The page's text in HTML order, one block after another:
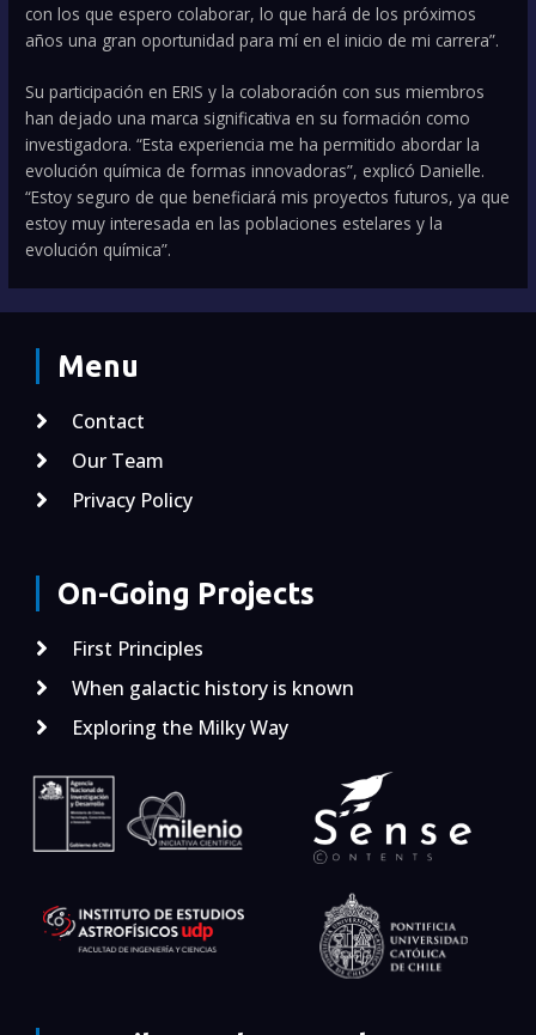
con los que espero colaborar, lo que hará de los próximos
años una gran oportunidad para mí en el inicio de mi carrera”.
Su participación en ERIS y la colaboración con sus miembros
han dejado una marca significativa en su formación como
investigadora. “Esta experiencia me ha permitido abordar la
evolución química de formas innovadoras”, explicó Danielle.
“Estoy seguro de que beneficiará mis proyectos futuros, ya que
estoy muy interesada en las poblaciones estelares y la
evolución química”.
Menu
Contact
Our Team
Privacy Policy
On-Going Projects
First Principles
When galactic history is known
Exploring the Milky Way